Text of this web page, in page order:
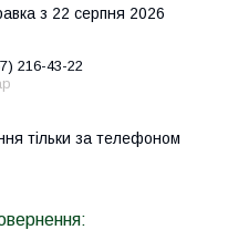
з 22 серпня 2026
216-43-22
тільки за телефоном